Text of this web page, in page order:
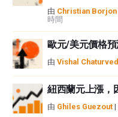
由 Christian
時間
歐元/美元價格
由 Vishal
紐西蘭元上漲，
由 Ghiles Guezout |